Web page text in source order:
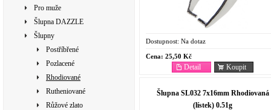
Pro muže
Šlupna DAZZLE
Šlupny
Postříbřené
Pozlacené
Rhodiované
Rutheniované
Růžové zlato
Dostupnost: Na dotaz
Cena: 25,50 Kč
Koupit
Detail
Šlupna SL032 7x16mm Rhodiovaná
(lístek) 0.51g